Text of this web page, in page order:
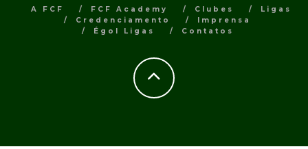
A FCF FCF Academy Clubes
Ligas
Credenciamento
Imprensa
Égol Ligas
Contatos